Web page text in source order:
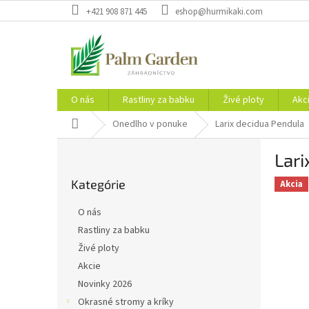
na
+421 908 871 445 eshop@hurmikaki.com
O nás Rastliny za babku Živé ploty
Domov Onedlho v ponuke Larix decidua Pendula
kategórie
Kategórie
O nás
Rastliny za babku
Živé ploty
Akcie
Novinky 2026
Okrasné stromy a kríky
Akcia